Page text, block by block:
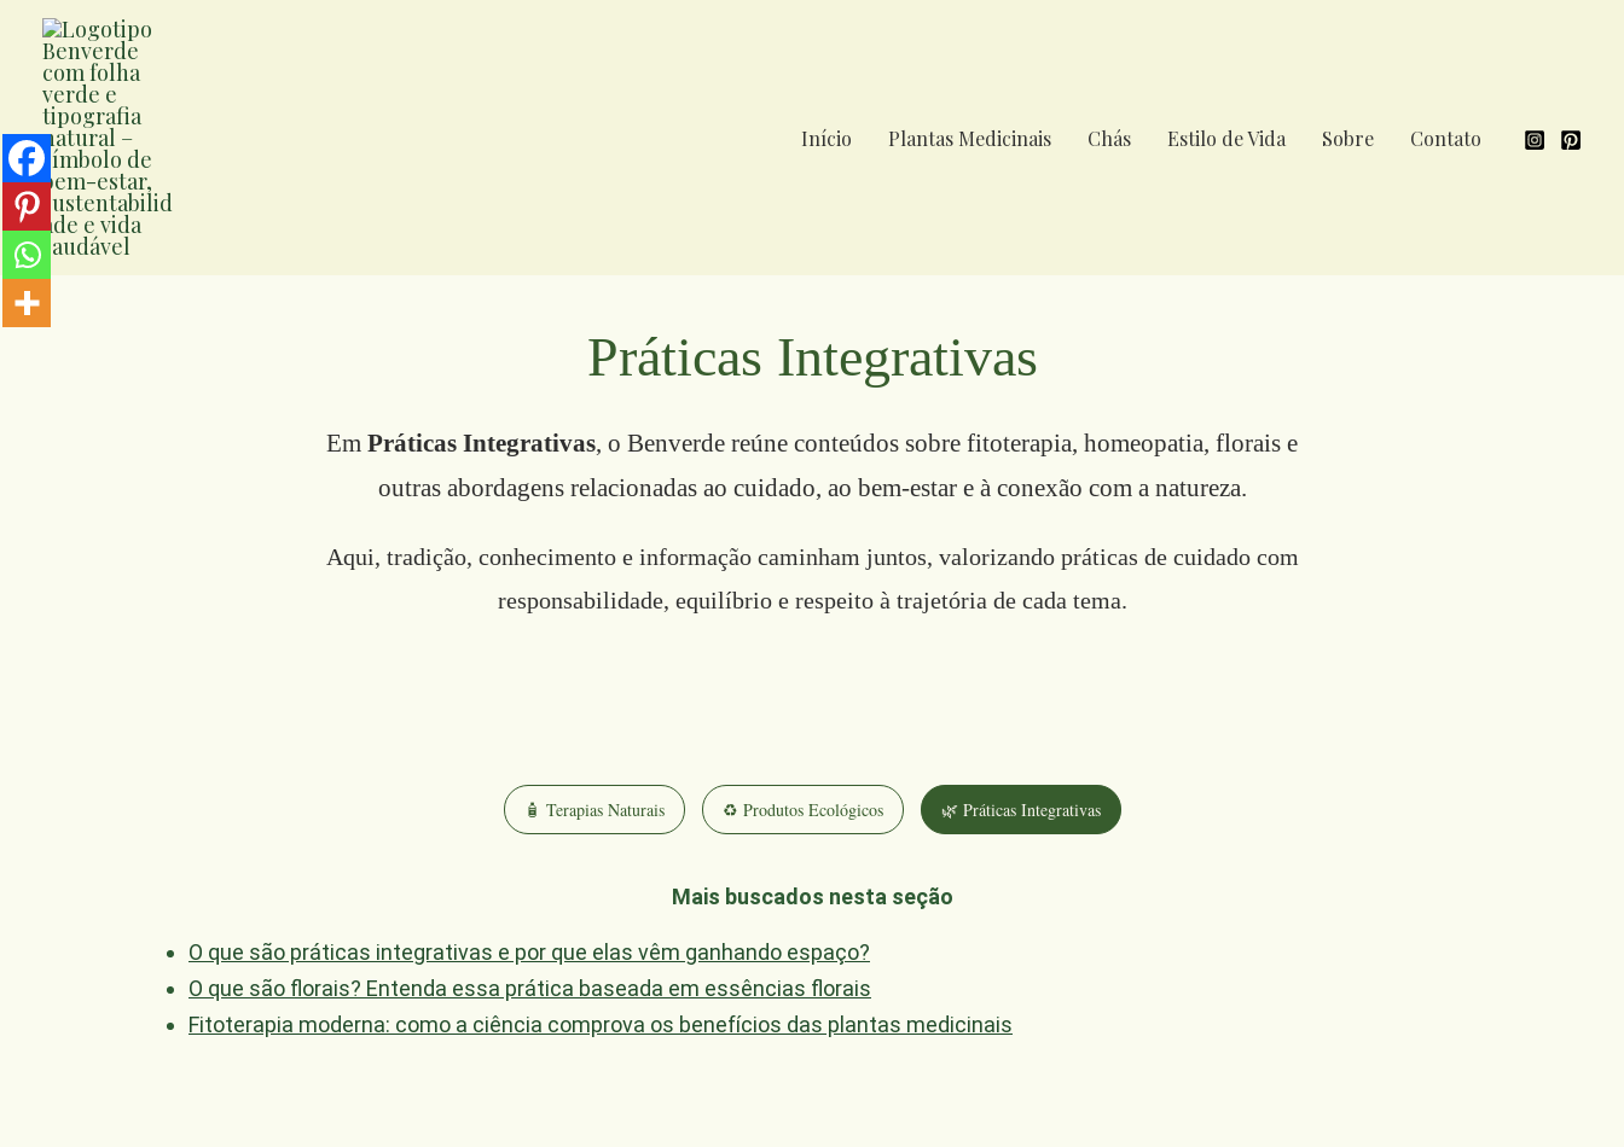
para
conteúdo
Início Plantas Medicinais Chás Estilo de Vida Sobre Contato
Práticas Integrativas
Em Práticas Integrativas, o Benverde reúne conteúdos sobre fitoterapia, homeopatia, florais e
outras abordagens relacionadas ao cuidado, ao bem-estar e à conexão com a natureza.
Aqui, tradição, conhecimento e informação caminham juntos, valorizando práticas de cuidado com
responsabilidade, equilíbrio e respeito à trajetória de cada tema.
🧴 Terapias Naturais ♻️ Produtos Ecológicos 🌿 Práticas Integrativas
Mais buscados nesta seção
O que são práticas integrativas e por que elas vêm ganhando espaço?
O que são florais? Entenda essa prática baseada em essências florais
Fitoterapia moderna: como a ciência comprova os benefícios das plantas medicinais